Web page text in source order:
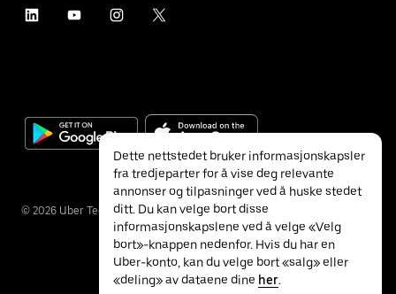
© 2026 Uber Technologies Inc.
Dette nettstedet bruker informasjonskapsler
fra tredjeparter for å vise deg relevante
annonser og tilpasninger ved å huske stedet
ditt. Du kan velge bort disse
informasjonskapslene ved å velge «Velg
bort»-knappen nedenfor. Hvis du har en
Uber-konto, kan du velge bort «salg» eller
«deling» av dataene dine her.